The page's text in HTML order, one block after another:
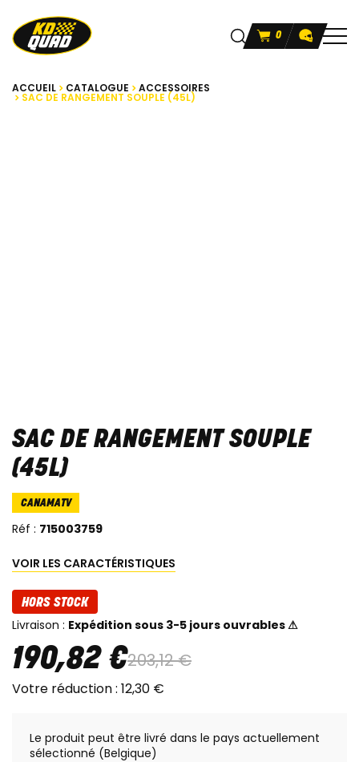
0
ACCUEIL CATALOGUE ACCESSOIRES
SAC DE RANGEMENT SOUPLE (45L)
SAC DE RANGEMENT SOUPLE
(45L)
CANAMATV
Réf : 715003759
VOIR LES CARACTÉRISTIQUES
HORS STOCK
Livraison : Expédition sous 3-5 jours ouvrables ⚠
190,82 €203,12€
Votre réduction : 12,30 €
Le produit peut être livré dans le pays actuellement
sélectionné (Belgique)